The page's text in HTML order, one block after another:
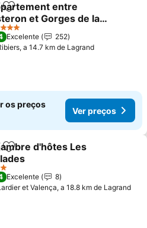
Adicionar aos favoritos
entre
et Gorges de la
" Les Hauts de
"
preços
Excelente
252
a 14.7 km de Lagrand
os preços
Ver preços
Adicionar aos favoritos
d'hôtes Les
preços
Excelente
8
et Valença, a 18.8 km de Lagrand